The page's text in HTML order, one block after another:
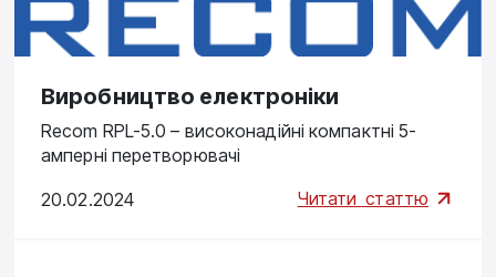
Виробництво електроніки
Recom RPL-5.0 – високонадійні компактні 5-
амперні перетворювачі
20.02.2024 Читати статтю